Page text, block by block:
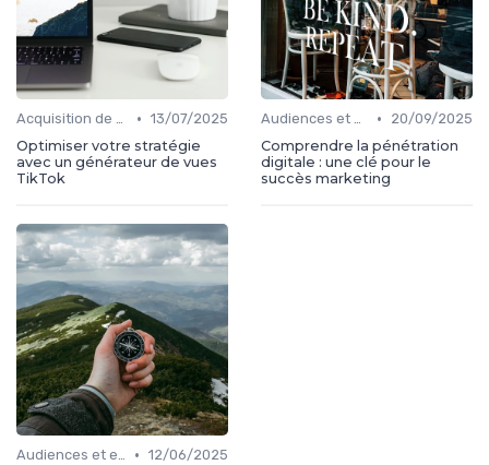
Acquisition de médias • 13/07/2025
Optimiser votre stratégie
avec un générateur de vues
TikTok
Audiences et engagement •
20/09/2025
Comprendre la pénétration
digitale : une clé pour le
succès marketing
Audiences et engagement • 12/06/2025